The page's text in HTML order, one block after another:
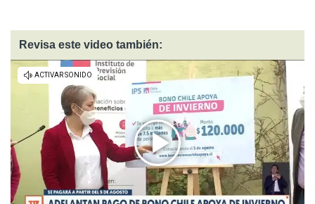
Revisa este video también: